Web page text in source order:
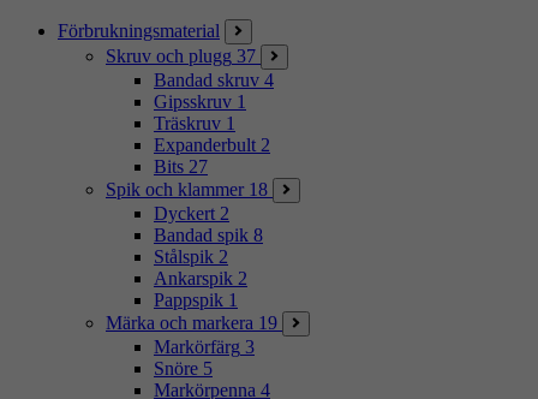
Förbrukningsmaterial
Skruv och plugg 37
Bandad skruv 4
Gipsskruv 1
Träskruv 1
Expanderbult 2
Bits 27
Spik och klammer 18
Dyckert 2
Bandad spik 8
Stålspik 2
Ankarspik 2
Pappspik 1
Märka och markera 19
Markörfärg 3
Snöre 5
Markörpenna 4